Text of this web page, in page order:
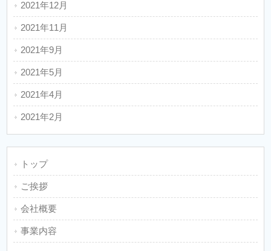
2021年12月
2021年11月
2021年9月
2021年5月
2021年4月
2021年2月
トップ
ご挨拶
会社概要
事業内容